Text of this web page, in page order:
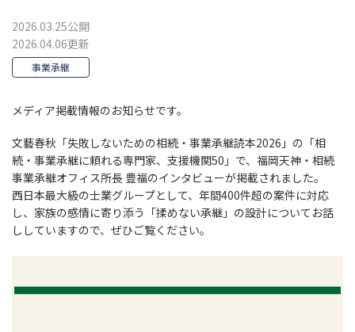
2026.03.25公開
2026.04.06更新
事業承継
メディア掲載情報のお知らせです。
文藝春秋「失敗しないための相続・事業承継読本2026」の「相
続・事業承継に頼れる専門家、支援機関50」で、福岡天神・相続
事業承継オフィス所長 豊福のインタビューが掲載されました。
西日本最大級の士業グループとして、年間400件超の案件に対応
し、家族の感情に寄り添う「揉めない承継」の設計についてお話
ししていますので、ぜひご覧ください。